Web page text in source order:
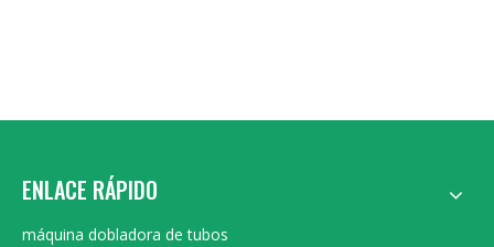
ENLACE RÁPIDO
máquina dobladora de tubos